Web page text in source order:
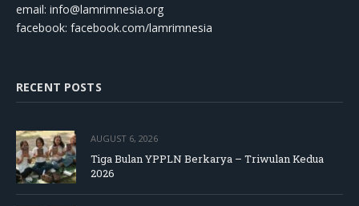
email: info@lamrimnesia.org
facebook: facebook.com/lamrimnesia
RECENT POSTS
AUGUST 6, 2026
Tiga Bulan YPPLN Berkarya – Triwulan Kedua
2026